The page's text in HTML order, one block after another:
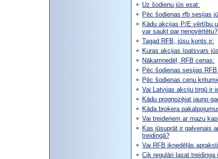
Uz šodienu jūs esat:
Pēc šodienas rfb sesijas
Kādu akcijas P/E vērtību
var saukt par nenovērtētu?
Tagad RFB, jūsu konts ir:
Kuras akcijas īpatsvars
Nākamnedēļ, RFB cenas:
Pēc šodienas sesijas
Pēc šodienas cenu
Vai Latvijas akciju tirgū ir
Kādu prognozējat jauno
Kāda brokera
Vai treideriem ar mazu
Kas jūsuprāt ir galvenais
treidingā?
Vai RFB iknedēļās
Cik regulāri lasat